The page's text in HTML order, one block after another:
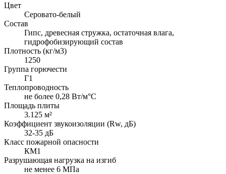
Цвет
Серовато-белый
Состав
Гипс, древесная стружка, остаточная влага,
гидрофобизирующий состав
Плотность (кг/м3)
1250
Группа горючести
Г1
Теплопроводность
не более 0,28 Вт/м°С
Площадь плиты
3.125 м²
Коэффициент звукоизоляции (Rw, дБ)
32-35 дБ
Класс пожарной опасности
КМ1
Разрушающая нагрузка на изгиб
не менее 6 МПа